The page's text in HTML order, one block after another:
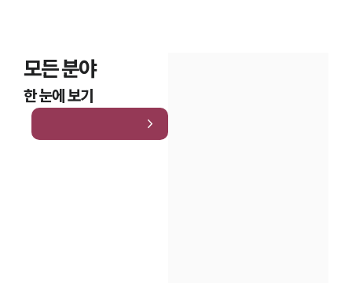
모든 분야
한 눈에 보기